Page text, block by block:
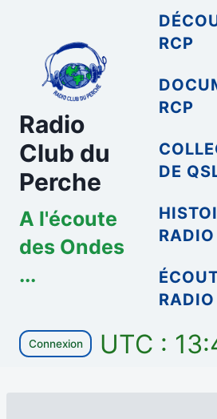
contenu
Radio
Club du
Perche
A l'écoute
des Ondes
...
RCP
RCP
DE
RADIO
RADIO
Connexion UTC :